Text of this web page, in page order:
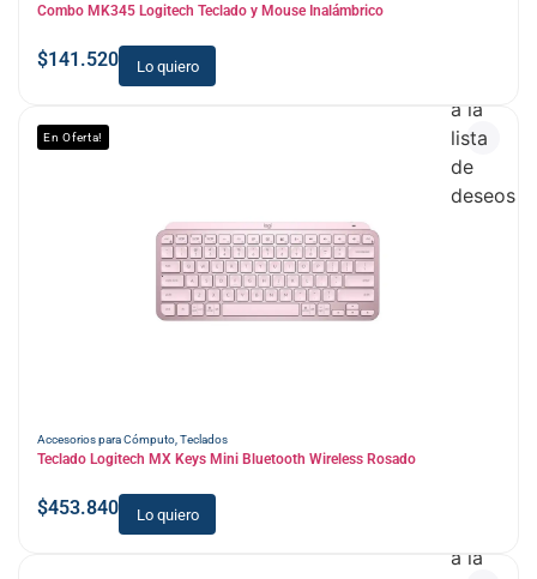
Combo MK345 Logitech Teclado y Mouse Inalámbrico
$141.520 Lo quiero
Accesorios para Cómputo,Teclados
Teclado Logitech MX Keys Mini Bluetooth Wireless Rosado
$453.840 Lo quiero
En Oferta!
a la
lista
de
deseos
a la